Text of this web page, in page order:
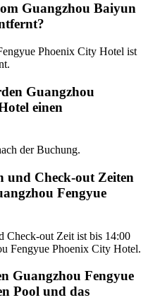
Guangzhou Baiyun
Phoenix City Hotel ist
Guangzhou
einen
der Buchung.
und Check-out Zeiten
Fengyue
Check-out Zeit ist bis 14:00
Fengyue Phoenix City Hotel.
Guangzhou Fengyue
Pool und das